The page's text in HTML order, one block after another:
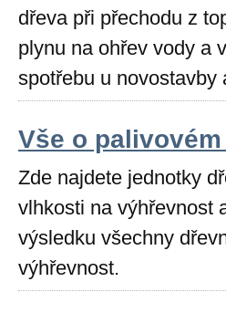
dřeva při přechodu z
plynu na ohřev vody a
spotřebu u novostavby
Vše o
Zde najdete jednotky
vlhkosti na výhřevnost
výsledku všechny
výhřevnost.